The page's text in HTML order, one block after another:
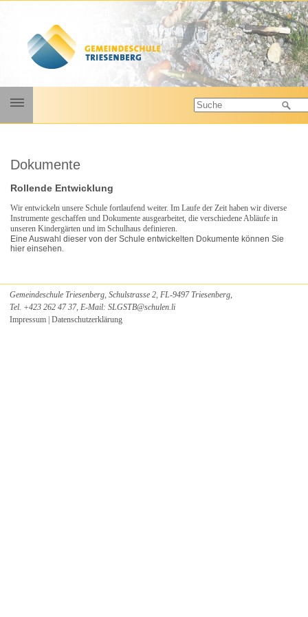
Personen
Unsere Werte
Angebote
Dokumente
Lehrplan
Unentgeltlichkeit
Dokumente
Rollende Entwicklung
Wir entwickeln unsere Schule fortlaufend weiter. Im Laufe der Zeit haben wir diverse
Instrumente geschaffen und Dokumente ausgearbeitet, die verschiedene Abläufe in
unseren Kindergärten und im Schulhaus definieren.
Eine Auswahl dieser von der Schule entwickelten Dokumente können Sie
hier einsehen.
Gemeindeschule Triesenberg, Schulstrasse 2, FL-9497 Triesenberg,
Tel. +423 262 47 37, E-Mail: SLGSTB@schulen.li
Impressum Datenschutzerklärung